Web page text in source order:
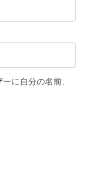
に自分の名前、